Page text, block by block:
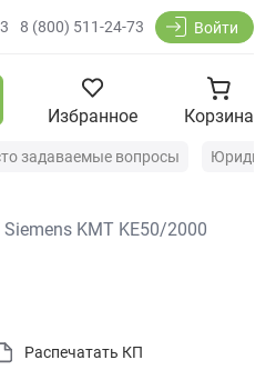
8 (800) 511-24-73 Войти
Избранное Корзина
задаваемые вопросы
KMT KE50/2000
Распечатать КП